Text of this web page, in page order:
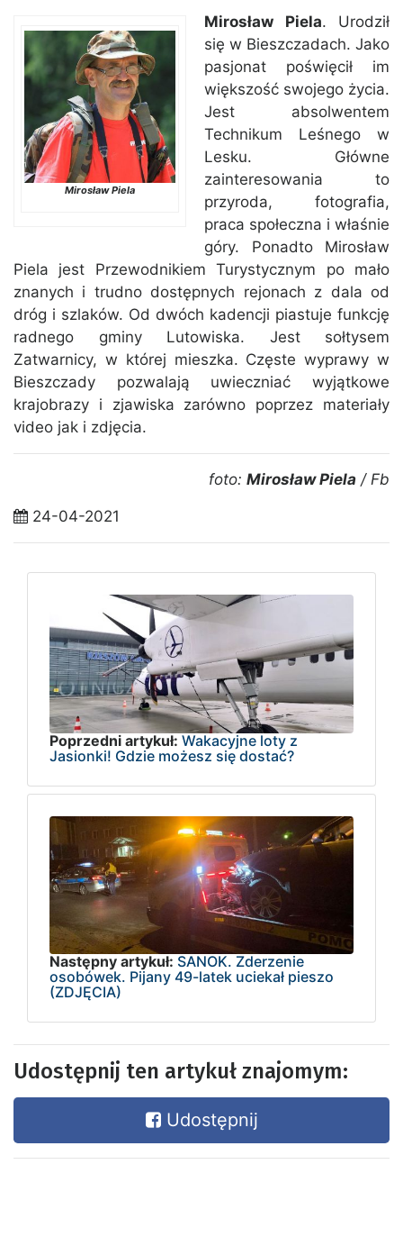
Mirosław Piela
Mirosław Piela. Urodził
się w Bieszczadach. Jako
pasjonat poświęcił im
większość swojego życia.
Jest absolwentem
Technikum Leśnego w
Lesku. Główne
zainteresowania to
przyroda, fotografia,
praca społeczna i właśnie
góry. Ponadto Mirosław
Piela jest Przewodnikiem Turystycznym po mało
znanych i trudno dostępnych rejonach z dala od
dróg i szlaków. Od dwóch kadencji piastuje funkcję
radnego gminy Lutowiska. Jest sołtysem
Zatwarnicy, w której mieszka. Częste wyprawy w
Bieszczady pozwalają uwieczniać wyjątkowe
krajobrazy i zjawiska zarówno poprzez materiały
video jak i zdjęcia.
foto: Mirosław Piela / Fb
24-04-2021
Poprzedni artykuł: Wakacyjne loty z
Jasionki! Gdzie możesz się dostać?
Następny artykuł: SANOK. Zderzenie
osobówek. Pijany 49-latek uciekał pieszo
(ZDJĘCIA)
Udostępnij ten artykuł znajomym:
Udostępnij